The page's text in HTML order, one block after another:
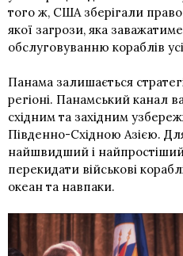
того ж, США зберігали
якої загрози, яка
обслуговуванню кораблів
Панама залишається
регіоні. Панамський канал
східним та західним
Південно-Східною Азією.
найшвидший і
перекидати військові
океан та навпаки.